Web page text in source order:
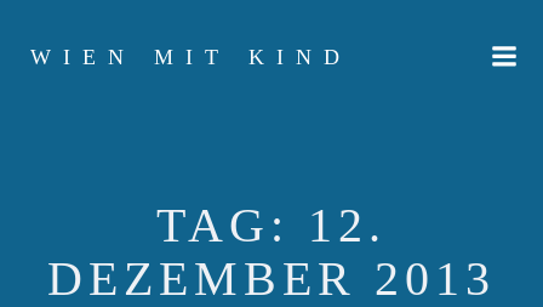
springen
WIEN MIT KIND
TAG: 12.
DEZEMBER 2013